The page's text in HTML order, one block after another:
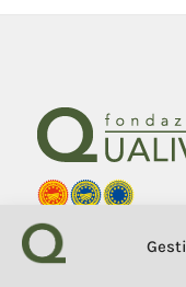
Fondazione Qualivita
Sede Via Fontebranda 69